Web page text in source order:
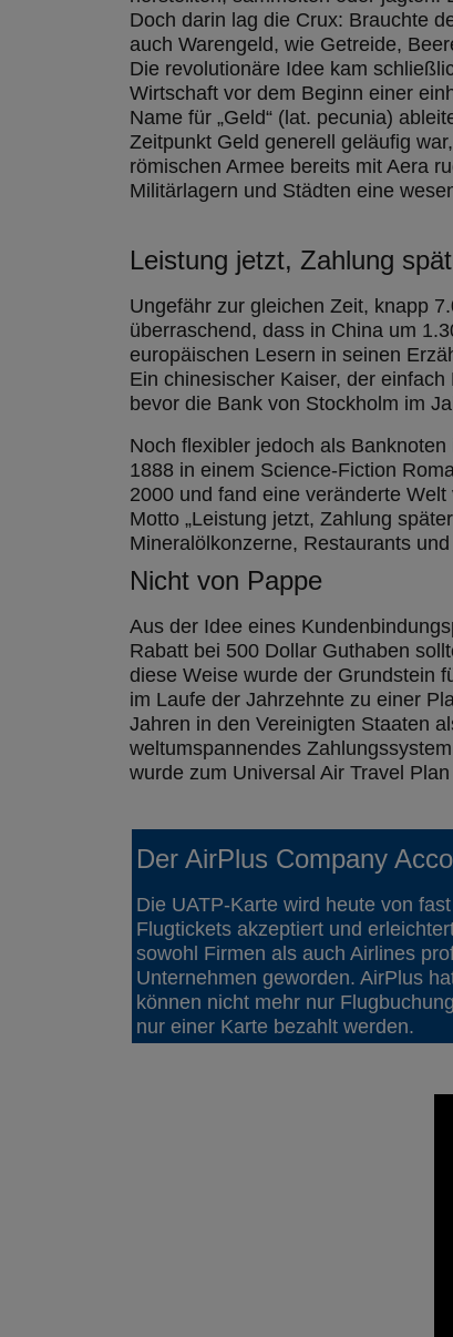
Doch darin lag die Crux: Brauchte
auch Warengeld, wie Getreide,
Die revolutionäre Idee kam
Wirtschaft vor dem Beginn einer
Name für „Geld“ (lat. pecunia)
Zeitpunkt Geld generell geläufig
römischen Armee bereits mit Aera
Militärlagern und Städten eine
Leistung jetzt, Zahlung
Ungefähr zur gleichen Zeit, knapp
überraschend, dass in China um
europäischen Lesern in seinen
Ein chinesischer Kaiser, der
bevor die Bank von Stockholm im
Noch flexibler jedoch als
1888 in einem Science-Fiction
2000 und fand eine veränderte
Motto „Leistung jetzt, Zahlung
Mineralölkonzerne, Restaurants
Nicht von Pappe
Aus der Idee eines
Rabatt bei 500 Dollar Guthaben
diese Weise wurde der Grundstein
im Laufe der Jahrzehnte zu einer
Jahren in den Vereinigten Staaten
weltumspannendes
wurde zum Universal Air Travel
Der AirPlus Company
Die UATP-Karte wird heute von
Flugtickets akzeptiert und
sowohl Firmen als auch Airlines
Unternehmen geworden. AirPlus
können nicht mehr nur
nur einer Karte bezahlt werden.